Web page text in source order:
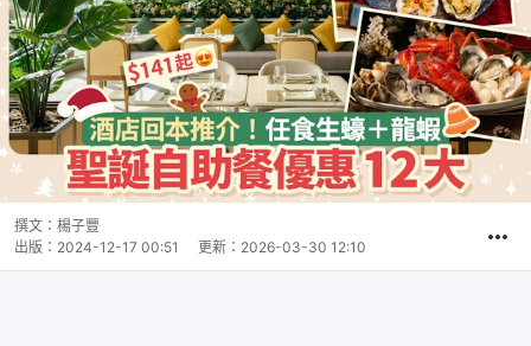
撰文： 楊子豐
出版： 2024-12-17 00:51 更新： 2026-03-30 12:10